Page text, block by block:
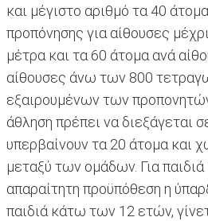
και μέγιστο αριθμό τα 40
προπόνησης για αίθουσες
μέτρα και τα 60 άτομα ανά
αίθουσες άνω των 800
εξαιρουμένων των
άθληση πρέπει να διεξάγεται
υπερβαίνουν τα 20 άτομα και
μεταξύ των ομάδων. Για
απαραίτητη προϋπόθεση η
παιδιά κάτω των 12 ετών,